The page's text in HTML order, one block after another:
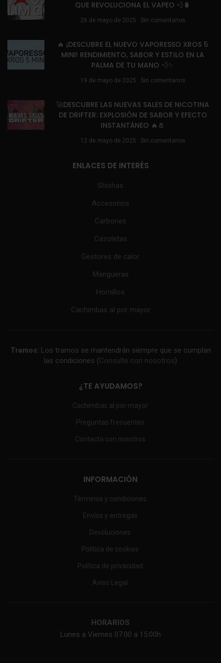
QUE REVOLUCIONA EL VAPEO 💨🔋
26 de mayo de 2025 Sin comentarios
🔥 ¡DESCUBRE EL NUEVO VAPORESSO XROS 5
MINI! RENDIMIENTO, SABOR Y ESTILO EN LA
PALMA DE TU MANO 💨✨
19 de mayo de 2025 Sin comentarios
🚀DESCUBRE LAS NUEVAS SALES DE NICOTINA
DE DRIFTER: EXPLOSIÓN DE SABOR Y EFECTO
INSTANTÁNEO 🔥🧂
12 de mayo de 2025 Sin comentarios
ENLACES DE INTERÉS
Shishas
Accesorios
Carbones
Cazoletas
Gestores de calor
Mangueras
Hornillos
Cachimbas al por mayor
Tramos: Los tramos se mantendrán siempre que se cumplan
las condiciones (Consulte con nosotros)
¿TE AYUDAMOS?
Cachimbas al por mayor
Preguntas frecuentes
Contacta con nosotros
INFORMACIÓN
Términos y condiciones
Envíos y entregas
Devoluciones
Política de cookies
Política de privacidad
Aviso Legal
HORARIOS
Lunes a Viernes 07:00 a 15:00h